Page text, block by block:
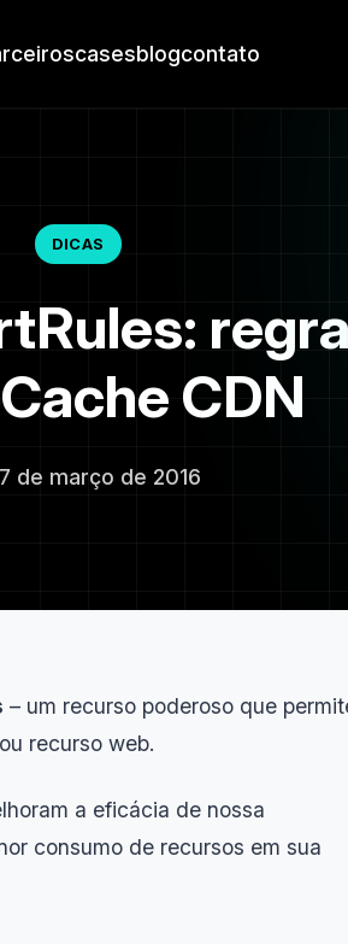
casesblogcontato
DICAS
CDN
de março de 2016
– um recurso poderoso que
recurso web.
a eficácia de nossa
consumo de recursos em sua